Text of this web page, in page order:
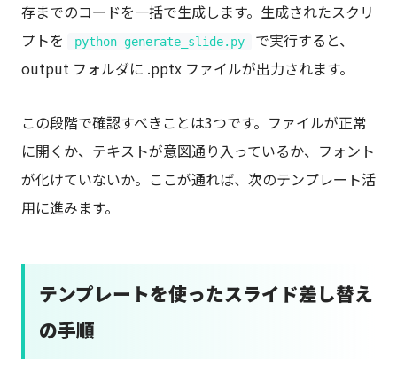
存までのコードを一括で生成します。生成されたスクリ
プトを
python generate_slide.py
で実行すると、
output フォルダに .pptx ファイルが出力されます。
この段階で確認すべきことは3つです。ファイルが正常
に開くか、テキストが意図通り入っているか、フォント
が化けていないか。ここが通れば、次のテンプレート活
用に進みます。
テンプレートを使ったスライド差し替え
の手順